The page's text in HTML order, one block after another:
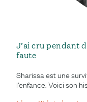
J’ai cru pendant
faute
Sharissa est une
l'enfance. Voici son